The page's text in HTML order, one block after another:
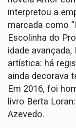
interpretou a
marcada como
Escolinha do
idade
artística: há
ainda decorava
Em 2016, foi
livro Berta
Azevedo.